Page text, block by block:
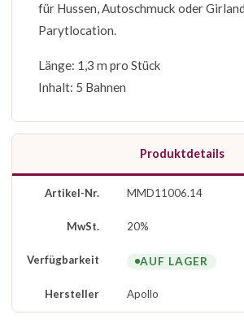
für Hussen, Autoschmuck oder
Parytlocation.
Länge: 1,3 m pro Stück
Inhalt: 5 Bahnen
Produktdetails
Artikel-Nr. MMD11006.14
MwSt. 20%
Verfügbarkeit AUF LAGER
Hersteller Apollo